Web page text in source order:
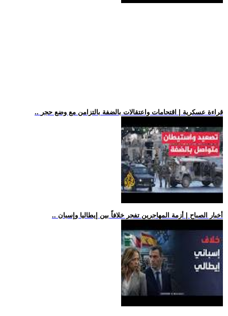
.. قراءة عسكرية | اقتحامات واعتقالات بالضفة بالتزامن مع وضع حجر
.. أخبار الصباح | أزمة المهاجرين تفجر خلافاً بين إيطاليا وإسبان